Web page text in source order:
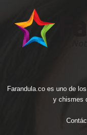
Farandula.co es uno de
y chismes